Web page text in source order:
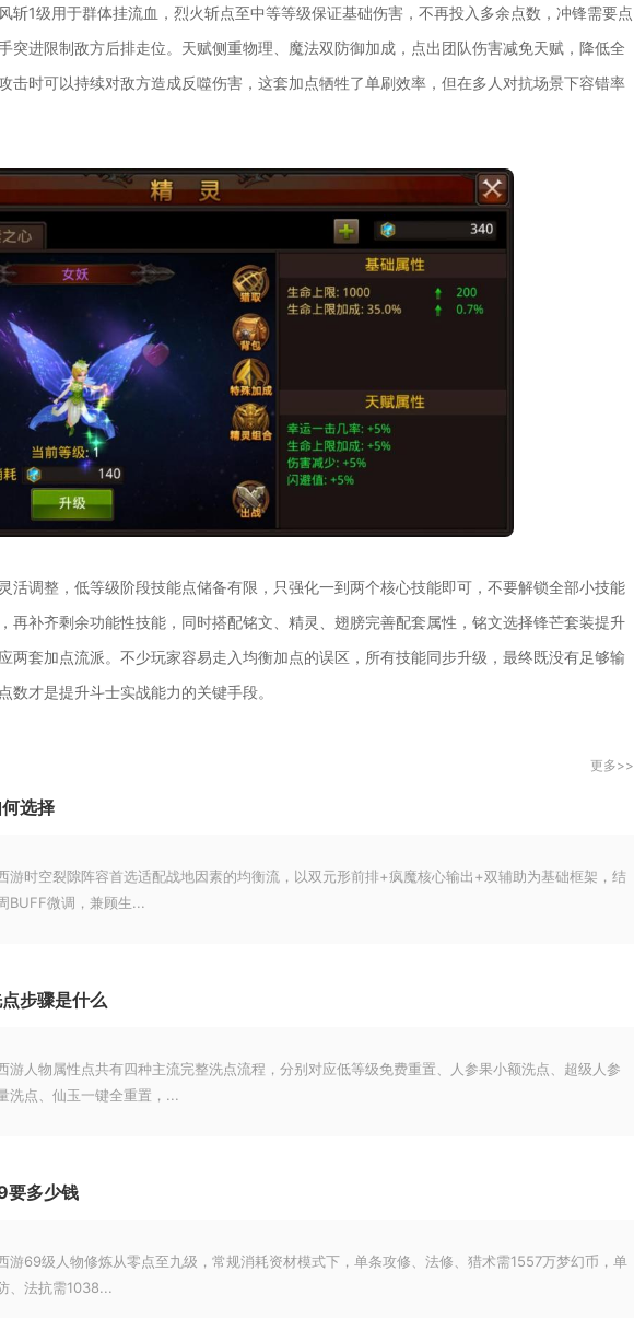
斩1级用于群体挂流血，烈火斩点至中等等级保证基础伤害，不再投入多余点数，冲锋需要点
突进限制敌方后排走位。天赋侧重物理、魔法双防御加成，点出团队伤害减免天赋，降低全
击时可以持续对敌方造成反噬伤害，这套加点牺牲了单刷效率，但在多人对抗场景下容错率
活调整，低等级阶段技能点储备有限，只强化一到两个核心技能即可，不要解锁全部小技能
再补齐剩余功能性技能，同时搭配铭文、精灵、翅膀完善配套属性，铭文选择锋芒套装提升
两套加点流派。不少玩家容易走入均衡加点的误区，所有技能同步升级，最终既没有足够输
才是提升斗士实战能力的关键手段。
更多>>
选择
游时空裂隙阵容首选适配战地因素的均衡流，以双元形前排+疯魔核心输出+双辅助为基础框架，结
BUFF微调，兼顾生...
步骤是什么
游人物属性点共有四种主流完整洗点流程，分别对应低等级免费重置、人参果小额洗点、超级人参
洗点、仙玉一键全重置，...
要多少钱
游69级人物修炼从零点至九级，常规消耗资材模式下，单条攻修、法修、猎术需1557万梦幻币，单
、法抗需1038...